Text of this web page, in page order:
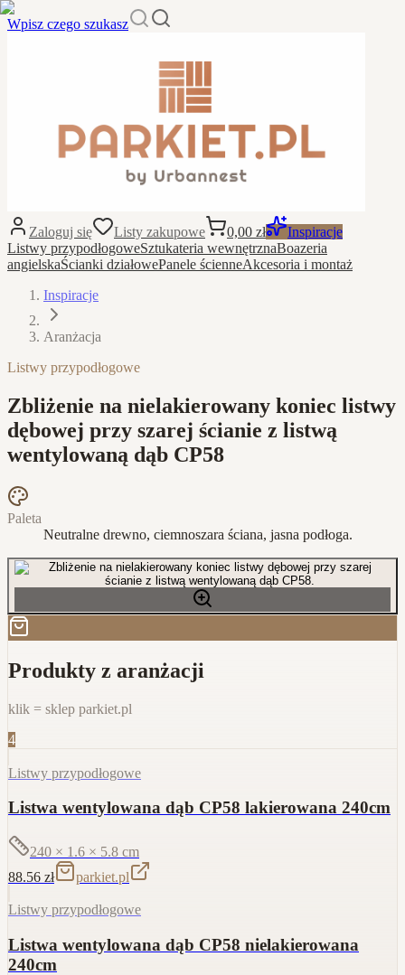
Wpisz czego szukasz
Zaloguj się Listy zakupowe 0,00 zł
Inspiracje
Listwy przypodłogoweSztukateria wewnętrznaBoazeria
angielskaŚcianki działowePanele ścienneAkcesoria i montaż
Inspiracje
Aranżacja
Listwy przypodłogowe
Zbliżenie na nielakierowany koniec listwy
dębowej przy szarej ścianie z listwą
wentylowaną dąb CP58
Paleta
Neutralne drewno, ciemnoszara ściana, jasna podłoga.
Produkty z aranżacji
klik = sklep parkiet.pl
4
Listwy przypodłogowe
Listwa wentylowana dąb CP58 lakierowana 240cm
240 × 1.6 × 5.8 cm
88.56 zł parkiet.pl
Listwy przypodłogowe
Listwa wentylowana dąb CP58 nielakierowana
240cm